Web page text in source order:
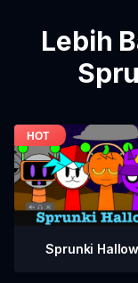
Lebih
Sprunki